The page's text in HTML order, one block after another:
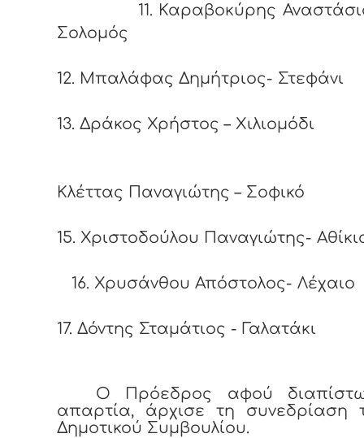
11. Καραβοκύρης
Σολομός
12. Μπαλάφας Δημήτριος- Στεφάνι
13. Δράκος Χρήστος – Χιλιομόδι
Κλέττας Παναγιώτης – Σοφικό
15. Χριστοδούλου Παναγιώτης-
16. Χρυσάνθου Απόστολος- Λέχαιο
17. Δόντης Σταμάτιος - Γαλατάκι
Ο Πρόεδρος αφού
απαρτία, άρχισε τη συνεδρίαση
Δημοτικού Συμβουλίου.